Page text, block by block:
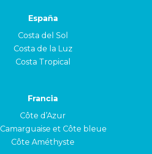
España
Costa del Sol
Costa de la Luz
Costa Tropical
Francia
Côte d’Azur
et Côte bleue
Côte Améthyste